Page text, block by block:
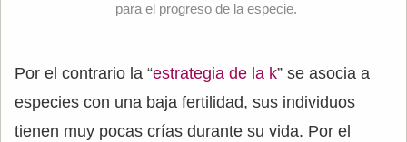
para el progreso de la especie.
Por el contrario la “estrategia de la k” se asocia a
especies con una baja fertilidad, sus individuos
tienen muy pocas crías durante su vida. Por el